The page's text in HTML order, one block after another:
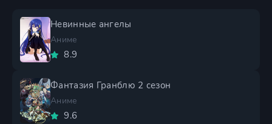
Невинные ангелы
Аниме
8.9
Фантазия Гранблю 2 сезон
Аниме
9.6